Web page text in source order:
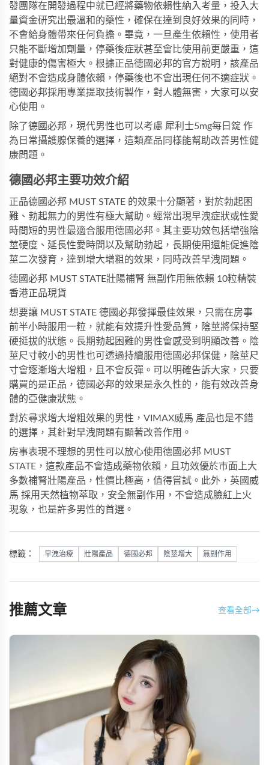
發團隊在開發過程中就已經將藥物依賴性納入考量，投入大
量資金研究出最溫和的藥性，確保在達到良好效果的同時，
不會給身體帶來任何負擔。畢竟，一旦產生依賴性，使用者
只能不斷增加劑量，停藥後症狀甚至會比使用前更嚴重，這
對健康的傷害極大。根據正品德國必邦的官方說明，該產品
絕對不會造成身體依賴，停藥後也不會出現任何不適症狀。
德國必邦採用專業提取技術製作，對人體無害，大家可以安
心使用。
除了德國必邦，現代男性也可以考慮 犀利士5mg每日錠 作
為日常攝護腺保養的選擇，這類產品同樣能幫助改善男性健
康問題。
德國必邦主要功效介紹
正品德國必邦 MUST STATE 的效果十分顯著，對於勃起困
難、勃起無力的男性有極大幫助。經常出現早洩症狀或性愛
時間短的男性最適合服用德國必邦。其主要功效包括增強陰
莖硬度、延長性愛時間以及幫助勃起，長期使用還能促進陰
莖二次發育，達到增大增粗的效果，同時改善早洩問題。
德國必邦 MUST STATE壯陽補腎 無副作用無依賴 10粒精裝
香港正品現貨
想要讓 MUST STATE 德國必邦發揮最佳效果，只需在房事
前半小時服用一粒，就能有效提升性愛品質，陰莖將保持堅
硬挺拔的狀態。長期勃起困難的男性會感受到明顯改善。陰
莖尺寸較小的男性也可透過持續服用德國必邦保健，陰莖尺
寸會逐漸增大增粗，且不會反彈。可以明確告訴大家，只要
購買的是正品，德國必邦的效果是永久性的，能有效改善身
體的亞健康狀態。
對於尋求增大增粗效果的男性， VIMAX威馬 產品也是不錯
的選擇，其針對早洩問題有顯著改善作用。
房事表現不理想的男性可以放心使用德國必邦 MUST
STATE，這款產品不會造成藥物依賴，且功效優於市面上大
多數補腎壯陽產品，性價比極高，值得嘗試。此外， 英國威
馬 採用天然植物萃取，安全無副作用，不會造成臉紅上火
現象，也是許多男性的首選。
標籤： 早洩治療 壯陽產品 德國必邦 陰莖增大 無副作用
推薦文章 查看全部→